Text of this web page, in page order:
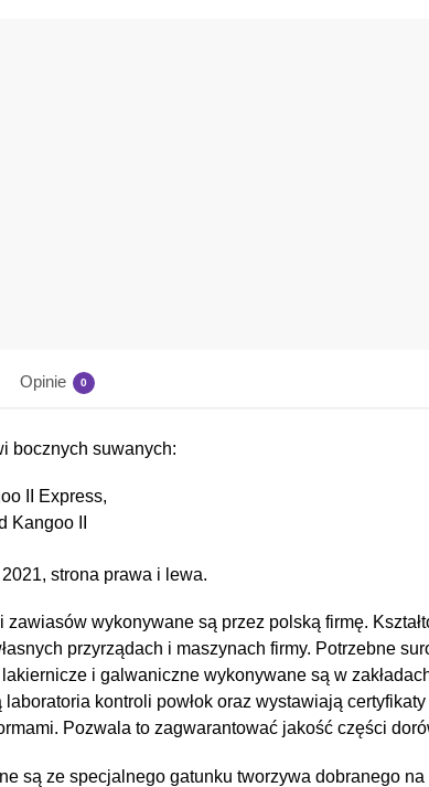
Opinie 0
bocznych suwanych:
II Express,
Kangoo II
strona prawa i lewa.
zawiasów wykonywane są przez polską firmę.
przyrządach i maszynach firmy. Potrzebne
lakiernicze i galwaniczne wykonywane są w
laboratoria kontroli powłok oraz wystawiają
Pozwala to zagwarantować jakość części
są ze specjalnego gatunku tworzywa dobranego